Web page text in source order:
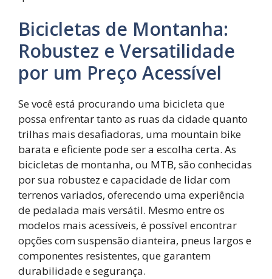
Bicicletas de Montanha:
Robustez e Versatilidade
por um Preço Acessível
Se você está procurando uma bicicleta que
possa enfrentar tanto as ruas da cidade quanto
trilhas mais desafiadoras, uma mountain bike
barata e eficiente pode ser a escolha certa. As
bicicletas de montanha, ou MTB, são conhecidas
por sua robustez e capacidade de lidar com
terrenos variados, oferecendo uma experiência
de pedalada mais versátil. Mesmo entre os
modelos mais acessíveis, é possível encontrar
opções com suspensão dianteira, pneus largos e
componentes resistentes, que garantem
durabilidade e segurança.